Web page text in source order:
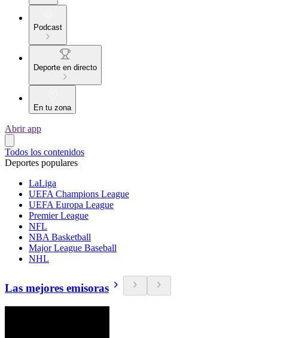
Podcast
Deporte en directo
En tu zona
Abrir app
Todos los contenidos
Deportes populares
LaLiga
UEFA Champions League
UEFA Europa League
Premier League
NFL
NBA Basketball
Major League Baseball
NHL
Las mejores emisoras